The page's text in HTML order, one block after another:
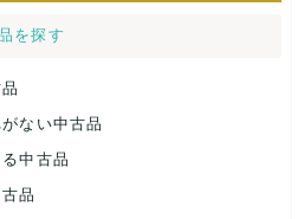
を探す
ない中古品
中古品
品